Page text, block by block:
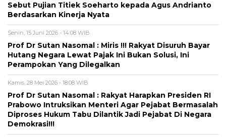
Sebut Pujian Titiek Soeharto kepada Agus Andrianto
Berdasarkan Kinerja Nyata
Senin, 15 Juni 2026 - 14:08 WIB
Prof Dr Sutan Nasomal : Miris !!! Rakyat Disuruh Bayar
Hutang Negara Lewat Pajak Ini Bukan Solusi, Ini
Perampokan Yang Dilegalkan
Kamis, 28 Mei 2026 - 18:08 WIB
Prof Dr Sutan Nasomal : Rakyat Harapkan Presiden RI
Prabowo Intruksikan Menteri Agar Pejabat Bermasalah
Diproses Hukum Tabu Dilantik Jadi Pejabat Di Negara
Demokrasi!!!